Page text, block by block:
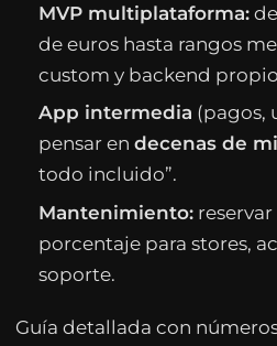
MVP multiplataforma:
de euros hasta rangos
custom y backend
App intermedia (pagos,
pensar endecenas de
todo incluido”.
Mantenimiento:
porcentaje para stores,
soporte.
Guía detallada con